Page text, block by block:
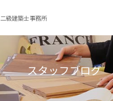
二級建築士事務所
スタッフブログ